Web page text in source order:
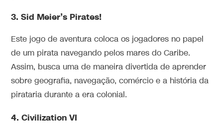
3. Sid Meier’s Pirates!
Este jogo de aventura coloca os jogadores no papel
de um pirata navegando pelos mares do Caribe.
Assim, busca uma de maneira divertida de aprender
sobre geografia, navegação, comércio e a história da
pirataria durante a era colonial.
4.Civilization VI